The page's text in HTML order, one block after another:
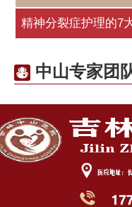
精神分裂症护理的7
中山专家团